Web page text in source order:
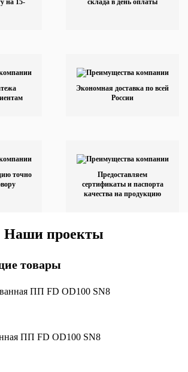
на 15-
склада в день оплаты
Экономная доставка по всей
России
точно
Предоставляем
сертификаты и паспорта
качества на продукцию
Наши проекты
товары
ПП FD OD100 SN8